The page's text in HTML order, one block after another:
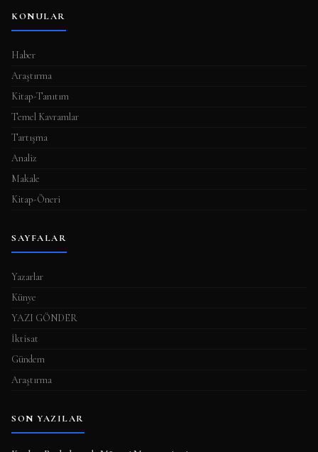
KONULAR
Haber
Araştırma
Kitap-Tanıtım
Temel Kavramlar
Tartışma
Analiz
Makale
Kitap-Öneri
SAYFALAR
Yazarlar
Künye
YAZI GÖNDER
İktisat
Gündem
Araştırma
SON YAZILAR